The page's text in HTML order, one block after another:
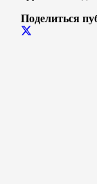
Поделиться